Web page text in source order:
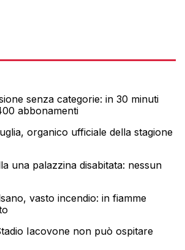
senza categorie: in 30 minuti
abbonamenti
organico ufficiale della stagione
una palazzina disabitata: nessun
vasto incendio: in fiamme
Iacovone non può ospitare